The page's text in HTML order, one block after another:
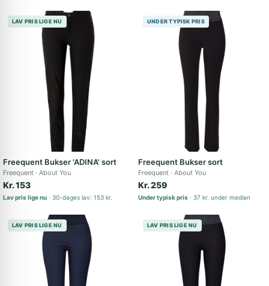
LAV PRIS LIGE NU
Freequent Bukser 'ADINA' sort
Freequent About You
Kr. 153
Lav pris lige nu 30-dages lav: 153 kr.
UNDER TYPISK PRIS
Freequent Bukser sort
Freequent About You
Kr. 259
Under typisk pris 37 kr. under median
LAV PRIS LIGE NU LAV PRIS LIGE NU